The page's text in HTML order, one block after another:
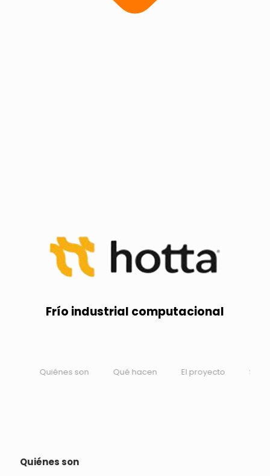
Frío industrial computacional
Quiénes son Qué hacen El proyecto Su visión
Quiénes son